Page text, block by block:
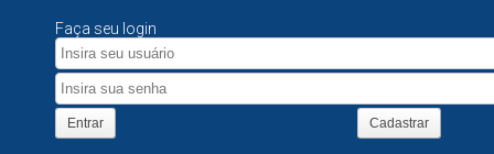
Faça seu login
Entrar Cadastrar